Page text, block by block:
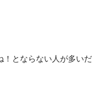
！とならない人が多いだ